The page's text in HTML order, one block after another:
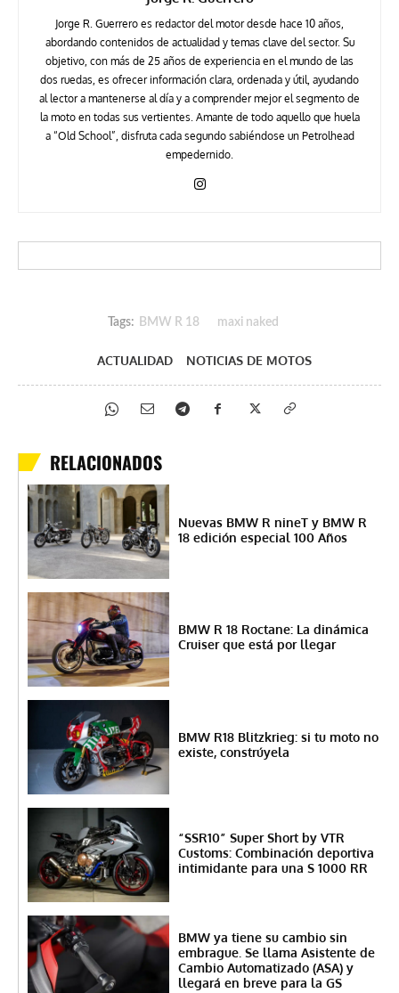
Jorge R. Guerrero es redactor del motor desde hace 10 años,
abordando contenidos de actualidad y temas clave del sector. Su
objetivo, con más de 25 años de experiencia en el mundo de las
dos ruedas, es ofrecer información clara, ordenada y útil, ayudando
al lector a mantenerse al día y a comprender mejor el segmento de
la moto en todas sus vertientes. Amante de todo aquello que huela
a “Old School”, disfruta cada segundo sabiéndose un Petrolhead
empedernido.
Tags: BMW R 18 maxi naked
ACTUALIDAD NOTICIAS DE MOTOS
RELACIONADOS
Nuevas BMW R nineT y BMW R
18 edición especial 100 Años
BMW R 18 Roctane: La dinámica
Cruiser que está por llegar
BMW R18 Blitzkrieg: si tu moto no
existe, constrúyela
“SSR10” Super Short by VTR
Customs: Combinación deportiva
intimidante para una S 1000 RR
BMW ya tiene su cambio sin
embrague. Se llama Asistente de
Cambio Automatizado (ASA) y
llegará en breve para la GS